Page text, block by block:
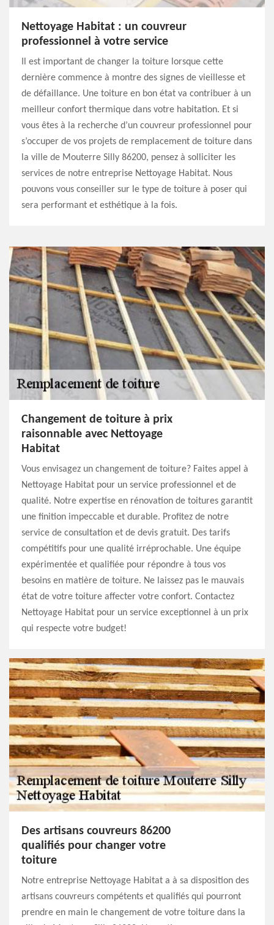
Nettoyage Habitat : un couvreur
professionnel à votre service
Il est important de changer la toiture lorsque cette
dernière commence à montre des signes de vieillesse et
de défaillance. Une toiture en bon état va contribuer à un
meilleur confort thermique dans votre habitation. Et si
vous êtes à la recherche d’un couvreur professionnel pour
s’occuper de vos projets de remplacement de toiture dans
la ville de Mouterre Silly 86200, pensez à solliciter les
services de notre entreprise Nettoyage Habitat. Nous
pouvons vous conseiller sur le type de toiture à poser qui
sera performant et esthétique à la fois.
Changement de toiture à prix
raisonnable avec Nettoyage
Habitat
Vous envisagez un changement de toiture? Faites appel à
Nettoyage Habitat pour un service professionnel et de
qualité. Notre expertise en rénovation de toitures garantit
une finition impeccable et durable. Profitez de notre
service de consultation et de devis gratuit. Des tarifs
compétitifs pour une qualité irréprochable. Une équipe
expérimentée et qualifiée pour répondre à tous vos
besoins en matière de toiture. Ne laissez pas le mauvais
état de votre toiture affecter votre confort. Contactez
Nettoyage Habitat pour un service exceptionnel à un prix
qui respecte votre budget!
Des artisans couvreurs 86200
qualifiés pour changer votre
toiture
Notre entreprise Nettoyage Habitat a à sa disposition des
artisans couvreurs compétents et qualifiés qui pourront
prendre en main le changement de votre toiture dans la